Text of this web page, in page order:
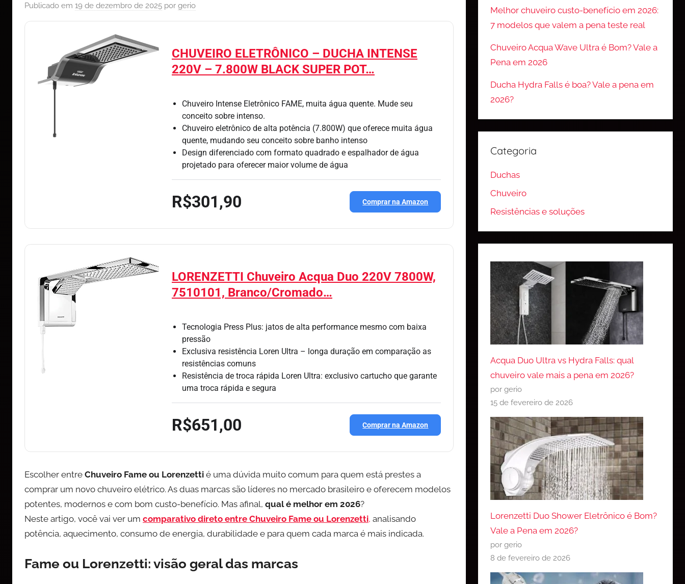
Publicado em 19 de dezembro de 2025 por gerio
CHUVEIRO ELETRÔNICO – DUCHA INTENSE
220V – 7.800W BLACK SUPER POT…
Chuveiro Intense Eletrônico FAME, muita água quente. Mude seu
conceito sobre intenso.
Chuveiro eletrônico de alta potência (7.800W) que oferece muita água
quente, mudando seu conceito sobre banho intenso
Design diferenciado com formato quadrado e espalhador de água
projetado para oferecer maior volume de água
R$301,90 Comprar na Amazon
LORENZETTI Chuveiro Acqua Duo 220V 7800W,
7510101, Branco/Cromado…
Tecnologia Press Plus: jatos de alta performance mesmo com baixa
pressão
Exclusiva resistência Loren Ultra – longa duração em comparação as
resistências comuns
Resistência de troca rápida Loren Ultra: exclusivo cartucho que garante
uma troca rápida e segura
R$651,00 Comprar na Amazon
Escolher entre Chuveiro Fame ou Lorenzetti é uma dúvida muito comum para quem está prestes a
comprar um novo chuveiro elétrico. As duas marcas são líderes no mercado brasileiro e oferecem modelos
potentes, modernos e com bom custo-benefício. Mas afinal, qual é melhor em 2026?
Neste artigo, você vai ver um comparativo direto entre Chuveiro Fame ou Lorenzetti, analisando
potência, aquecimento, consumo de energia, durabilidade e para quem cada marca é mais indicada.
Fame ou Lorenzetti: visão geral das marcas
Melhor chuveiro custo-benefício em 2026:
7 modelos que valem a pena teste real
Chuveiro Acqua Wave Ultra é Bom? Vale a
Pena em 2026
Ducha Hydra Falls é boa? Vale a pena em
2026?
Categoria
Duchas
Chuveiro
Resistências e soluções
Acqua Duo Ultra vs Hydra Falls: qual
chuveiro vale mais a pena em 2026?
por gerio
15 de fevereiro de 2026
Lorenzetti Duo Shower Eletrônico é Bom?
Vale a Pena em 2026?
por gerio
8 de fevereiro de 2026